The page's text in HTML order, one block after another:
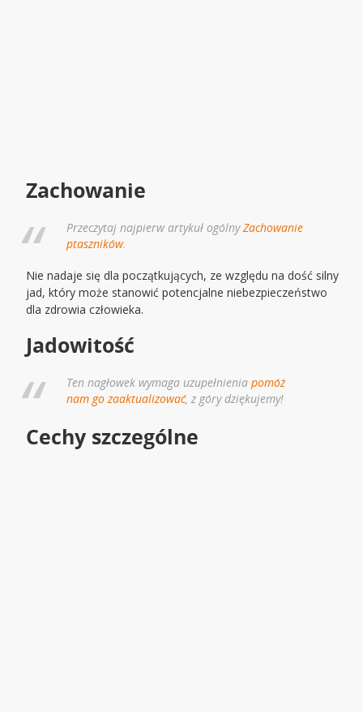
Zachowanie
Przeczytaj najpierw artykuł ogólnyZachowanie
ptaszników.
Nie nadaje się dla początkujących, ze względu na dość silny
jad, który może stanowić potencjalne niebezpieczeństwo
dla zdrowia człowieka.
Jadowitość
Ten nagłowek wymaga uzupełnieniapomóż
nam go zaaktualizować, z góry dziękujemy!
Cechy szczególne